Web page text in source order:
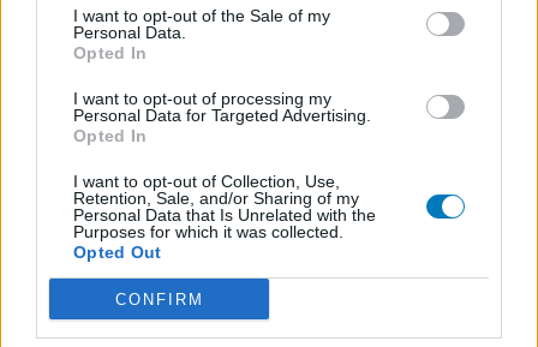
I want to opt-out of the Sale of my
Personal Data.
Opted In
I want to opt-out of processing my
Personal Data for Targeted Advertising.
Opted In
I want to opt-out of Collection, Use,
Retention, Sale, and/or Sharing of my
Personal Data that Is Unrelated with the
Purposes for which it was collected.
Opted Out
CONFIRM